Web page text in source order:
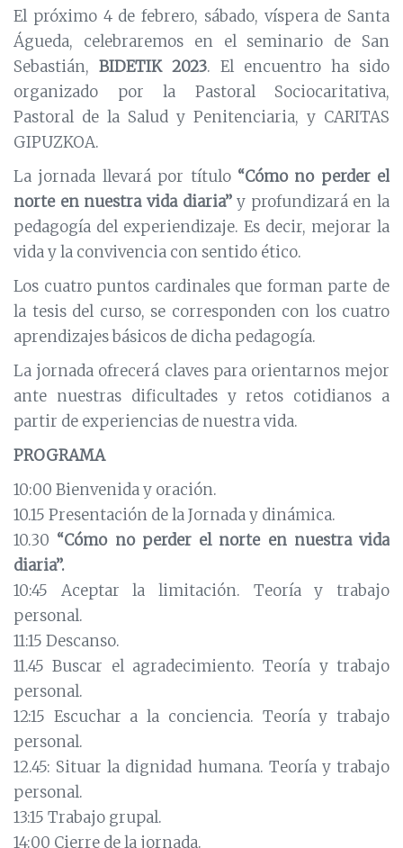
El próximo 4 de febrero, sábado, víspera de Santa
Águeda, celebraremos en el seminario de San
Sebastián, BIDETIK 2023. El encuentro ha sido
organizado por la Pastoral Sociocaritativa,
Pastoral de la Salud y Penitenciaria, y CARITAS
GIPUZKOA.
La jornada llevará por título “Cómo no perder el
norte en nuestra vida diaria”y profundizará en la
pedagogía del experiendizaje. Es decir, mejorar la
vida y la convivencia con sentido ético.
Los cuatro puntos cardinales que forman parte de
la tesis del curso, se corresponden con los cuatro
aprendizajes básicos de dicha pedagogía.
La jornada ofrecerá claves para orientarnos mejor
ante nuestras dificultades y retos cotidianos a
partir de experiencias de nuestra vida.
PROGRAMA
10:00 Bienvenida y oración.
10.15 Presentación de la Jornada y dinámica.
10.30 “Cómo no perder el norte en nuestra vida
diaria”.
10:45 Aceptar la limitación. Teoría y trabajo
personal.
11:15 Descanso.
11.45 Buscar el agradecimiento. Teoría y trabajo
personal.
12:15 Escuchar a la conciencia. Teoría y trabajo
personal.
12.45: Situar la dignidad humana. Teoría y trabajo
personal.
13:15 Trabajo grupal.
14:00 Cierre de la jornada.